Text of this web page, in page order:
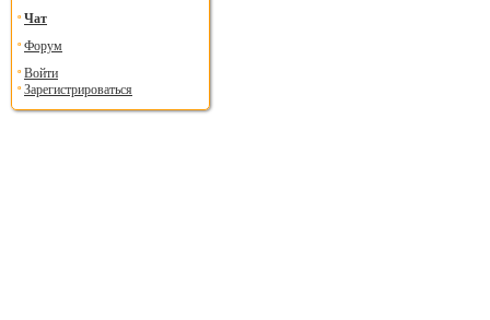
Чат
Форум
Войти
Зарегистрироваться